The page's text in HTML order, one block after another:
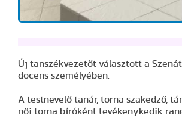
Új tanszékvezetőt választott a
docens személyében.
A testnevelő tanár, torna szakedző,
női torna bíróként tevékenykedik